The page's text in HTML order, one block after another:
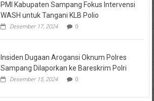
PMI Kabupaten Sampang Fokus Intervensi
WASH untuk Tangani KLB Polio
Desember 17, 2024 0
Insiden Dugaan Arogansi Oknum Polres
Sampang Dilaporkan ke Bareskrim Polri
Desember 15, 2024 0